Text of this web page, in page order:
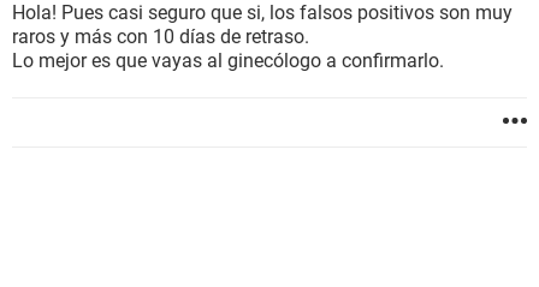
Hola! Pues casi seguro que si, los falsos positivos son muy
raros y más con 10 días de retraso.
Lo mejor es que vayas al ginecólogo a confirmarlo.